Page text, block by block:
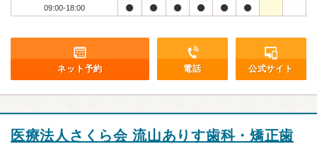
09:00-18:00
ネット予約 電話 公式サイト
医療法人さくら会 流山ありす歯科・矯正歯